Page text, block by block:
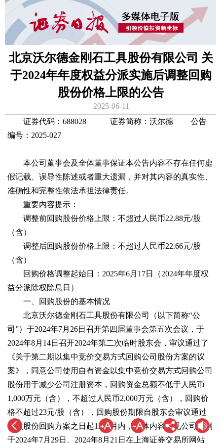
北京沃尔德金刚石工具股份有限公司 关
于2024年年度权益分派实施后调整回购
股份价格上限的公告
2025-06-11
证券代码：688028 证券简称：沃尔德 公告
编号：2025-027
本公司董事会及全体董事保证本公告内容不存在任何虚
假记载、误导性陈述或者重大遗漏，并对其内容的真实性、
准确性和完整性依法承担法律责任。
重要内容提示：
调整前回购股份价格上限：不超过人民币22.88元/股
（含）
调整后回购股份价格上限：不超过人民币22.66元/股
（含）
回购价格调整起始日：2025年6月17日（2024年年度权
益分派除权除息日）
一、回购股份的基本情况
北京沃尔德金刚石工具股份有限公司（以下简称“公
司”）于2024年7月26日召开第四届董事会第五次会议，于
2024年8月14日召开2024年第二次临时股东会，审议通过了
《关于第二期以集中竞价交易方式回购公司股份方案的议
案》，同意公司使用自有资金以集中竞价交易方式回购公司
股份用于减少公司注册资本，回购资金总额不低于人民币
1,000万元（含），不超过人民币2,000万元（含），回购价
格不超过23元/股（含），回购股份期限自股东会审议通过
本次股份回购方案之日起12个月内，具体内容详见公司分别
于2024年7月29日、2024年8月21日在上海证券交易所网站